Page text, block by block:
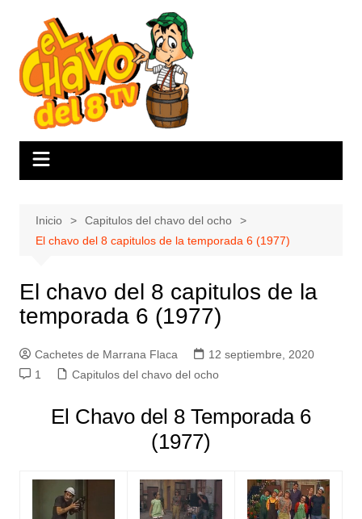
contenido
Inicio
Capitulos del chavo del ocho
El chavo del 8 capitulos de la temporada 6 (1977)
El chavo del 8 capitulos de la
temporada 6 (1977)
Cachetes de Marrana Flaca
12 septiembre, 2020
1
Capitulos del chavo del ocho
El Chavo del 8 Temporada 6
(1977)